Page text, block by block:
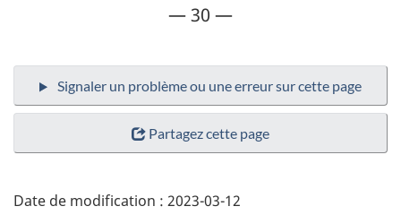
— 30 —
Partagez cette page
Date de modification : 2023-03-12